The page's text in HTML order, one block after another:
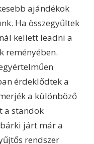
ajándékok
Ha összegyűltek
kellett leadni a
reményében.
érdeklődtek a
a különböző
a standok
járt már a
rendszer